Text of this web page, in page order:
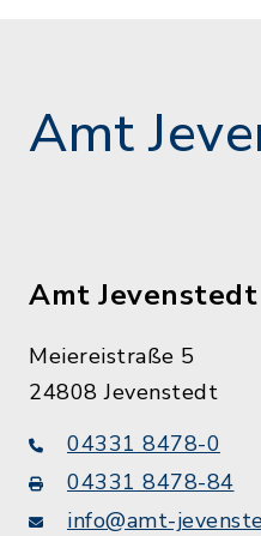
Amt
Amt Jevenstedt
Meiereistraße 5
24808 Jevenstedt
04331 8478-0
04331 8478-84
info@amt-